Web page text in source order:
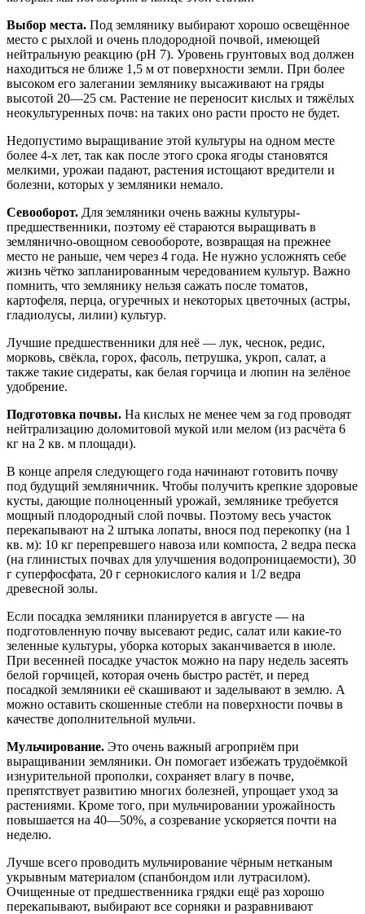
Выбор места. Под землянику выбирают хорошо освещённое
место с рыхлой и очень плодородной почвой, имеющей
нейтральную реакцию (рН 7). Уровень грунтовых вод должен
находиться не ближе 1,5 м от поверхности земли. При более
высоком его залегании землянику высаживают на гряды
высотой 20—25 см. Растение не переносит кислых и тяжёлых
неокультуренных почв: на таких оно расти просто не будет.
Недопустимо выращивание этой культуры на одном месте
более 4-х лет, так как после этого срока ягоды становятся
мелкими, урожаи падают, растения истощают вредители и
болезни, которых у земляники немало.
Севооборот. Для земляники очень важны культуры-
предшественники, поэтому её стараются выращивать в
землянично-овощном севообороте, возвращая на прежнее
место не раньше, чем через 4 года. Не нужно усложнять себе
жизнь чётко запланированным чередованием культур. Важно
помнить, что землянику нельзя сажать после томатов,
картофеля, перца, огуречных и некоторых цветочных (астры,
гладиолусы, лилии) культур.
Лучшие предшественники для неё — лук, чеснок, редис,
морковь, свёкла, горох, фасоль, петрушка, укроп, салат, а
также такие сидераты, как белая горчица и люпин на зелёное
удобрение.
Подготовка почвы. На кислых не менее чем за год проводят
нейтрализацию доломитовой мукой или мелом (из расчёта 6
кг на 2 кв. м площади).
В конце апреля следующего года начинают готовить почву
под будущий земляничник. Чтобы получить крепкие здоровые
кусты, дающие полноценный урожай, землянике требуется
мощный плодородный слой почвы. Поэтому весь участок
перекапывают на 2 штыка лопаты, внося под перекопку (на 1
кв. м): 10 кг перепревшего навоза или компоста, 2 ведра песка
(на глинистых почвах для улучшения водопроницаемости), 30
г суперфосфата, 20 г сернокислого калия и 1/2 ведра
древесной золы.
Если посадка земляники планируется в августе — на
подготовленную почву высевают редис, салат или какие-то
зеленные культуры, уборка которых заканчивается в июле.
При весенней посадке участок можно на пару недель засеять
белой горчицей, которая очень быстро растёт, и перед
посадкой земляники её скашивают и заделывают в землю. А
можно оставить скошенные стебли на поверхности почвы в
качестве дополнительной мульчи.
Мульчирование. Это очень важный агроприём при
выращивании земляники. Он помогает избежать трудоёмкой
изнурительной прополки, сохраняет влагу в почве,
препятствует развитию многих болезней, упрощает уход за
растениями. Кроме того, при мульчировании урожайность
повышается на 40—50%, а созревание ускоряется почти на
неделю.
Лучше всего проводить мульчирование чёрным нетканым
укрывным материалом (спанбондом или лутрасилом).
Очищенные от предшественника грядки ещё раз хорошо
перекапывают, выбирают все сорняки и разравнивают